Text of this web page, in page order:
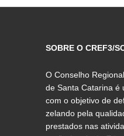
SOBRE O CREF3/
O Conselho
de Santa Catarina é
com o objetivo de
zelando pela
prestados nas